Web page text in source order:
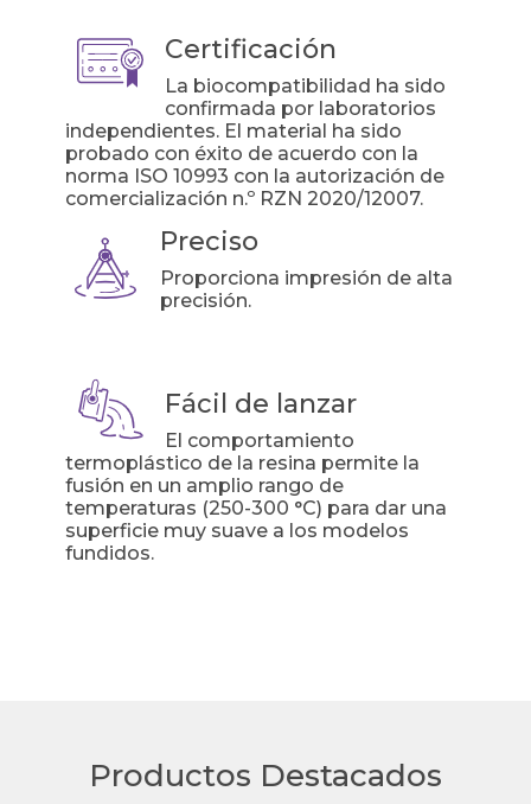
Certificación
La biocompatibilidad ha sido
confirmada por laboratorios
independientes. El material ha sido
probado con éxito de acuerdo con la
norma ISO 10993 con la autorización de
comercialización n.º RZN 2020/12007.
Preciso
Proporciona impresión de alta
precisión.
Fácil de lanzar
El comportamiento
termoplástico de la resina permite la
fusión en un amplio rango de
temperaturas (250-300 °C) para dar una
superficie muy suave a los modelos
fundidos.
Productos Destacados